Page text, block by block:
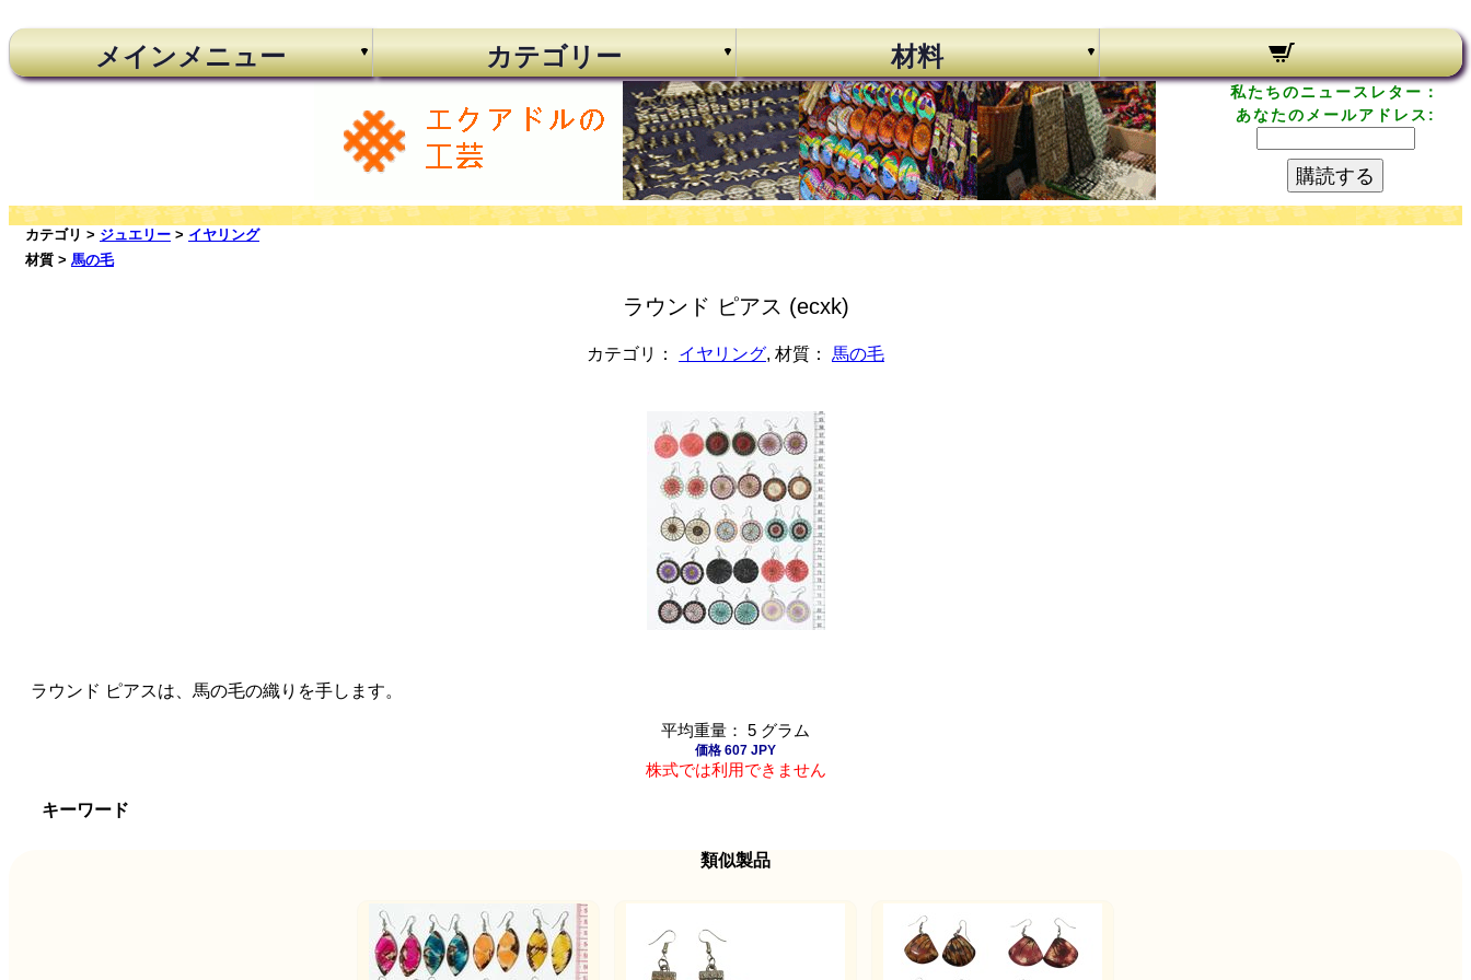
メインメニュー カテゴリー 材料
私たちのニュースレター：
あなたのメールアドレス:
購読する
カテゴリ > ジュエリー > イヤリング
材質 > 馬の毛
ラウンド ピアス (ecxk)
カテゴリ： イヤリング, 材質： 馬の毛
ラウンド ピアスは、馬の毛の織りを手します。
平均重量： 5 グラム
価格 607 JPY
株式では利用できません
キーワード
類似製品